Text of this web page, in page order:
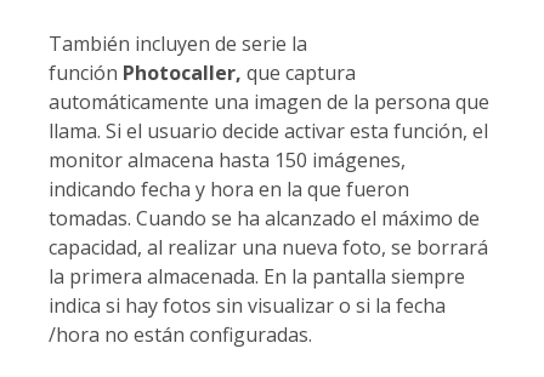
También incluyen de serie la
función Photocaller, que captura
automáticamente una imagen de la persona que
llama. Si el usuario decide activar esta función, el
monitor almacena hasta 150 imágenes,
indicando fecha y hora en la que fueron
tomadas. Cuando se ha alcanzado el máximo de
capacidad, al realizar una nueva foto, se borrará
la primera almacenada. En la pantalla siempre
indica si hay fotos sin visualizar o si la fecha
/hora no están configuradas.